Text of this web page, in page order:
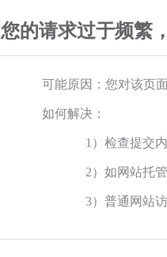
您的请求过于频繁
可能原因：您对该页
如何解决：
1）检查提交
2）如网站托
3）普通网站